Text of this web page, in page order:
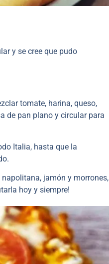
y se cree que pudo
tomate, harina, queso,
de pan plano y circular para
Italia, hasta que la
jamón y morrones,
hoy y siempre!